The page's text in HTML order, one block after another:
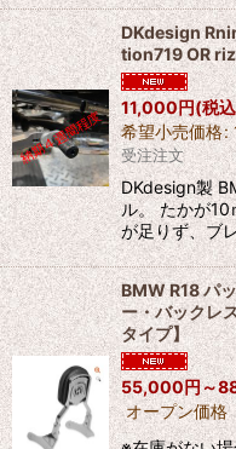
DKdesign
tion719 OR
11,000円(税
希望小売価格:
受注注文
DKdesign製
ル。 たかが10
が足りず、ブ
BMW R18 パ
ー・バックレ
タイプ】
55,000円～
オープン価格